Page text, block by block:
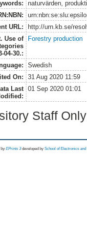
naturvärden,
URL:
http://urn.kb.se/
Use of
04-30.:
Forestry production
Swedish
On:
31 Aug 2020 11:59
Last
01 Sep 2020 01:01
Staff
byEPrints 3 developed by School of Electronics